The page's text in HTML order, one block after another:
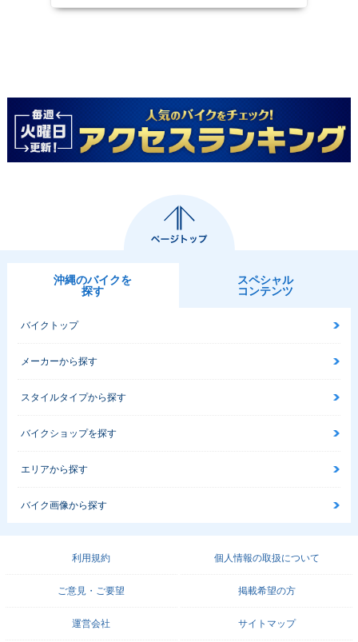
沖縄のバイクを
探す
スペシャル
コンテンツ
バイクトップ
メーカーから探す
スタイルタイプから探す
バイクショップを探す
エリアから探す
バイク画像から探す
利用規約 個人情報の取扱について
ご意見・ご要望 掲載希望の方
運営会社 サイトマップ